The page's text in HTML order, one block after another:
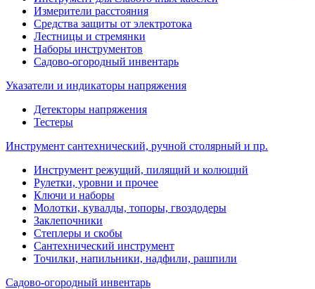
Измерители расстояния
Средства защиты от электротока
Лестницы и стремянки
Наборы инструментов
Садово-огородный инвентарь
Указатели и индикаторы напряжения
Детекторы напряжения
Тестеры
Инструмент сантехнический, ручной столярный и пр.
Инструмент режущий, пилящий и колющий
Рулетки, уровни и прочее
Ключи и наборы
Молотки, кувалды, топоры, гвоздодеры
Заклепочники
Степлеры и скобы
Сантехнический инструмент
Точилки, напильники, надфили, рашпили
Садово-огородный инвентарь